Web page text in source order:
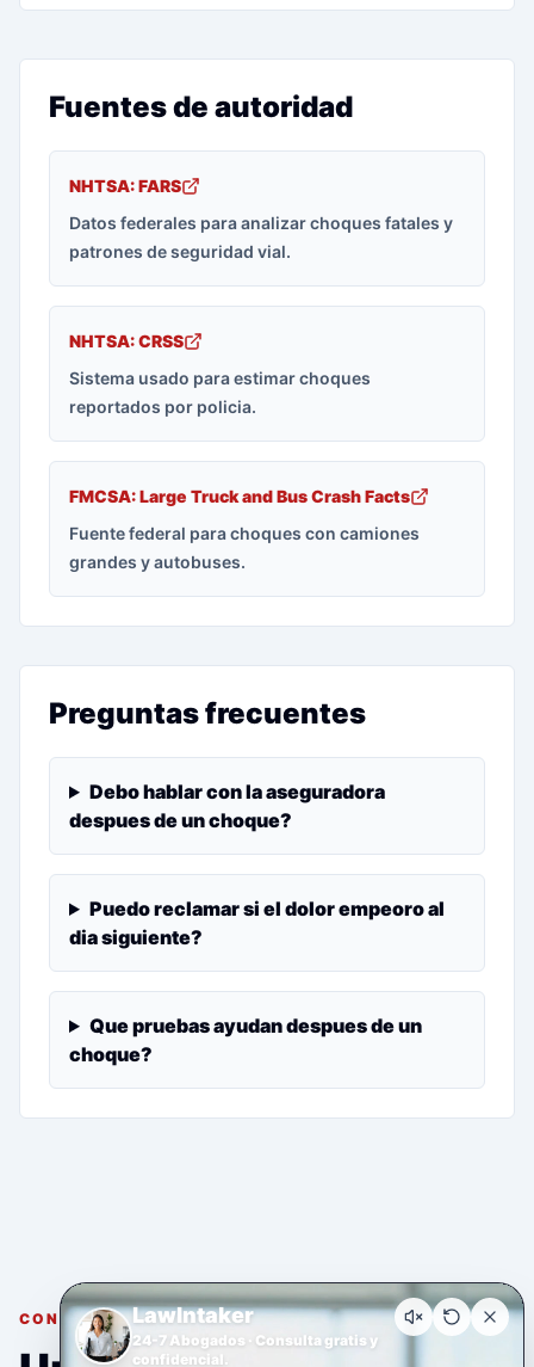
Fuentes de autoridad
NHTSA: FARS
Datos federales para analizar choques fatales y
patrones de seguridad vial.
NHTSA: CRSS
Sistema usado para estimar choques
reportados por policia.
FMCSA: Large Truck and Bus Crash Facts
Fuente federal para choques con camiones
grandes y autobuses.
Preguntas frecuentes
Debo hablar con la aseguradora
despues de un choque?
Puedo reclamar si el dolor empeoro al
dia siguiente?
Que pruebas ayudan despues de un
choque?
CONSULTA GRATUITA Y CONFIDENCIAL
LawIntaker
24-7 Abogados · Consulta gratis y
confidencial.